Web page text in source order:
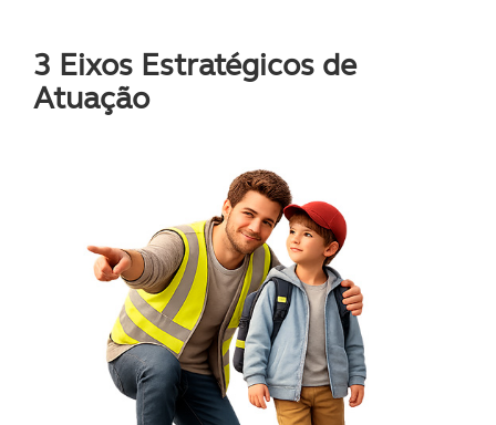
3 Eixos Estratégicos de
Atuação